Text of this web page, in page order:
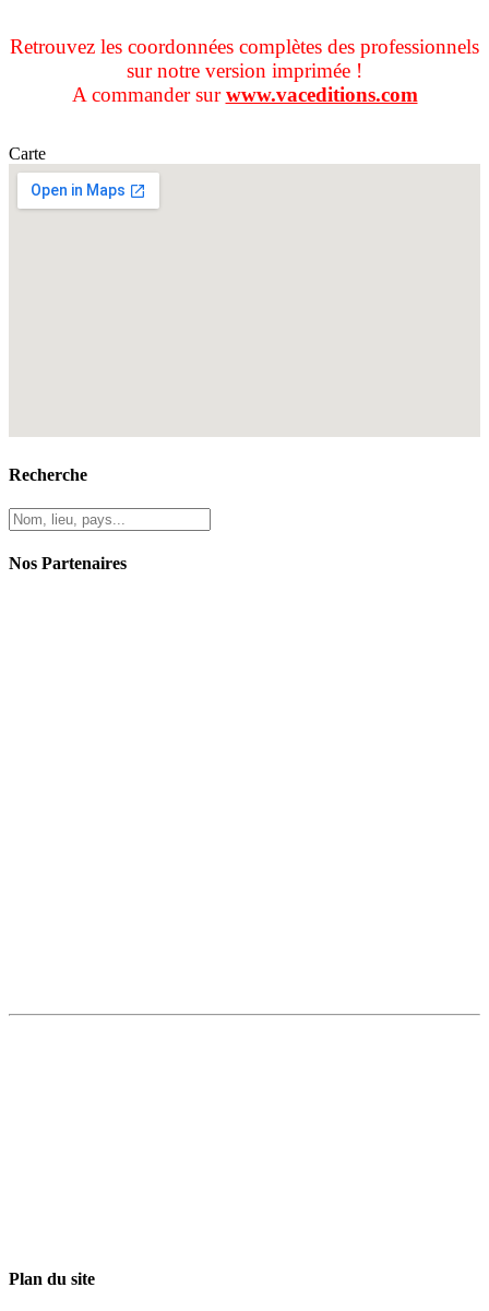
Retrouvez les coordonnées complètes des professionnels
sur notre version imprimée !
A commander surwww.vaceditions.com
Carte
Recherche
Nos Partenaires
Plan du site